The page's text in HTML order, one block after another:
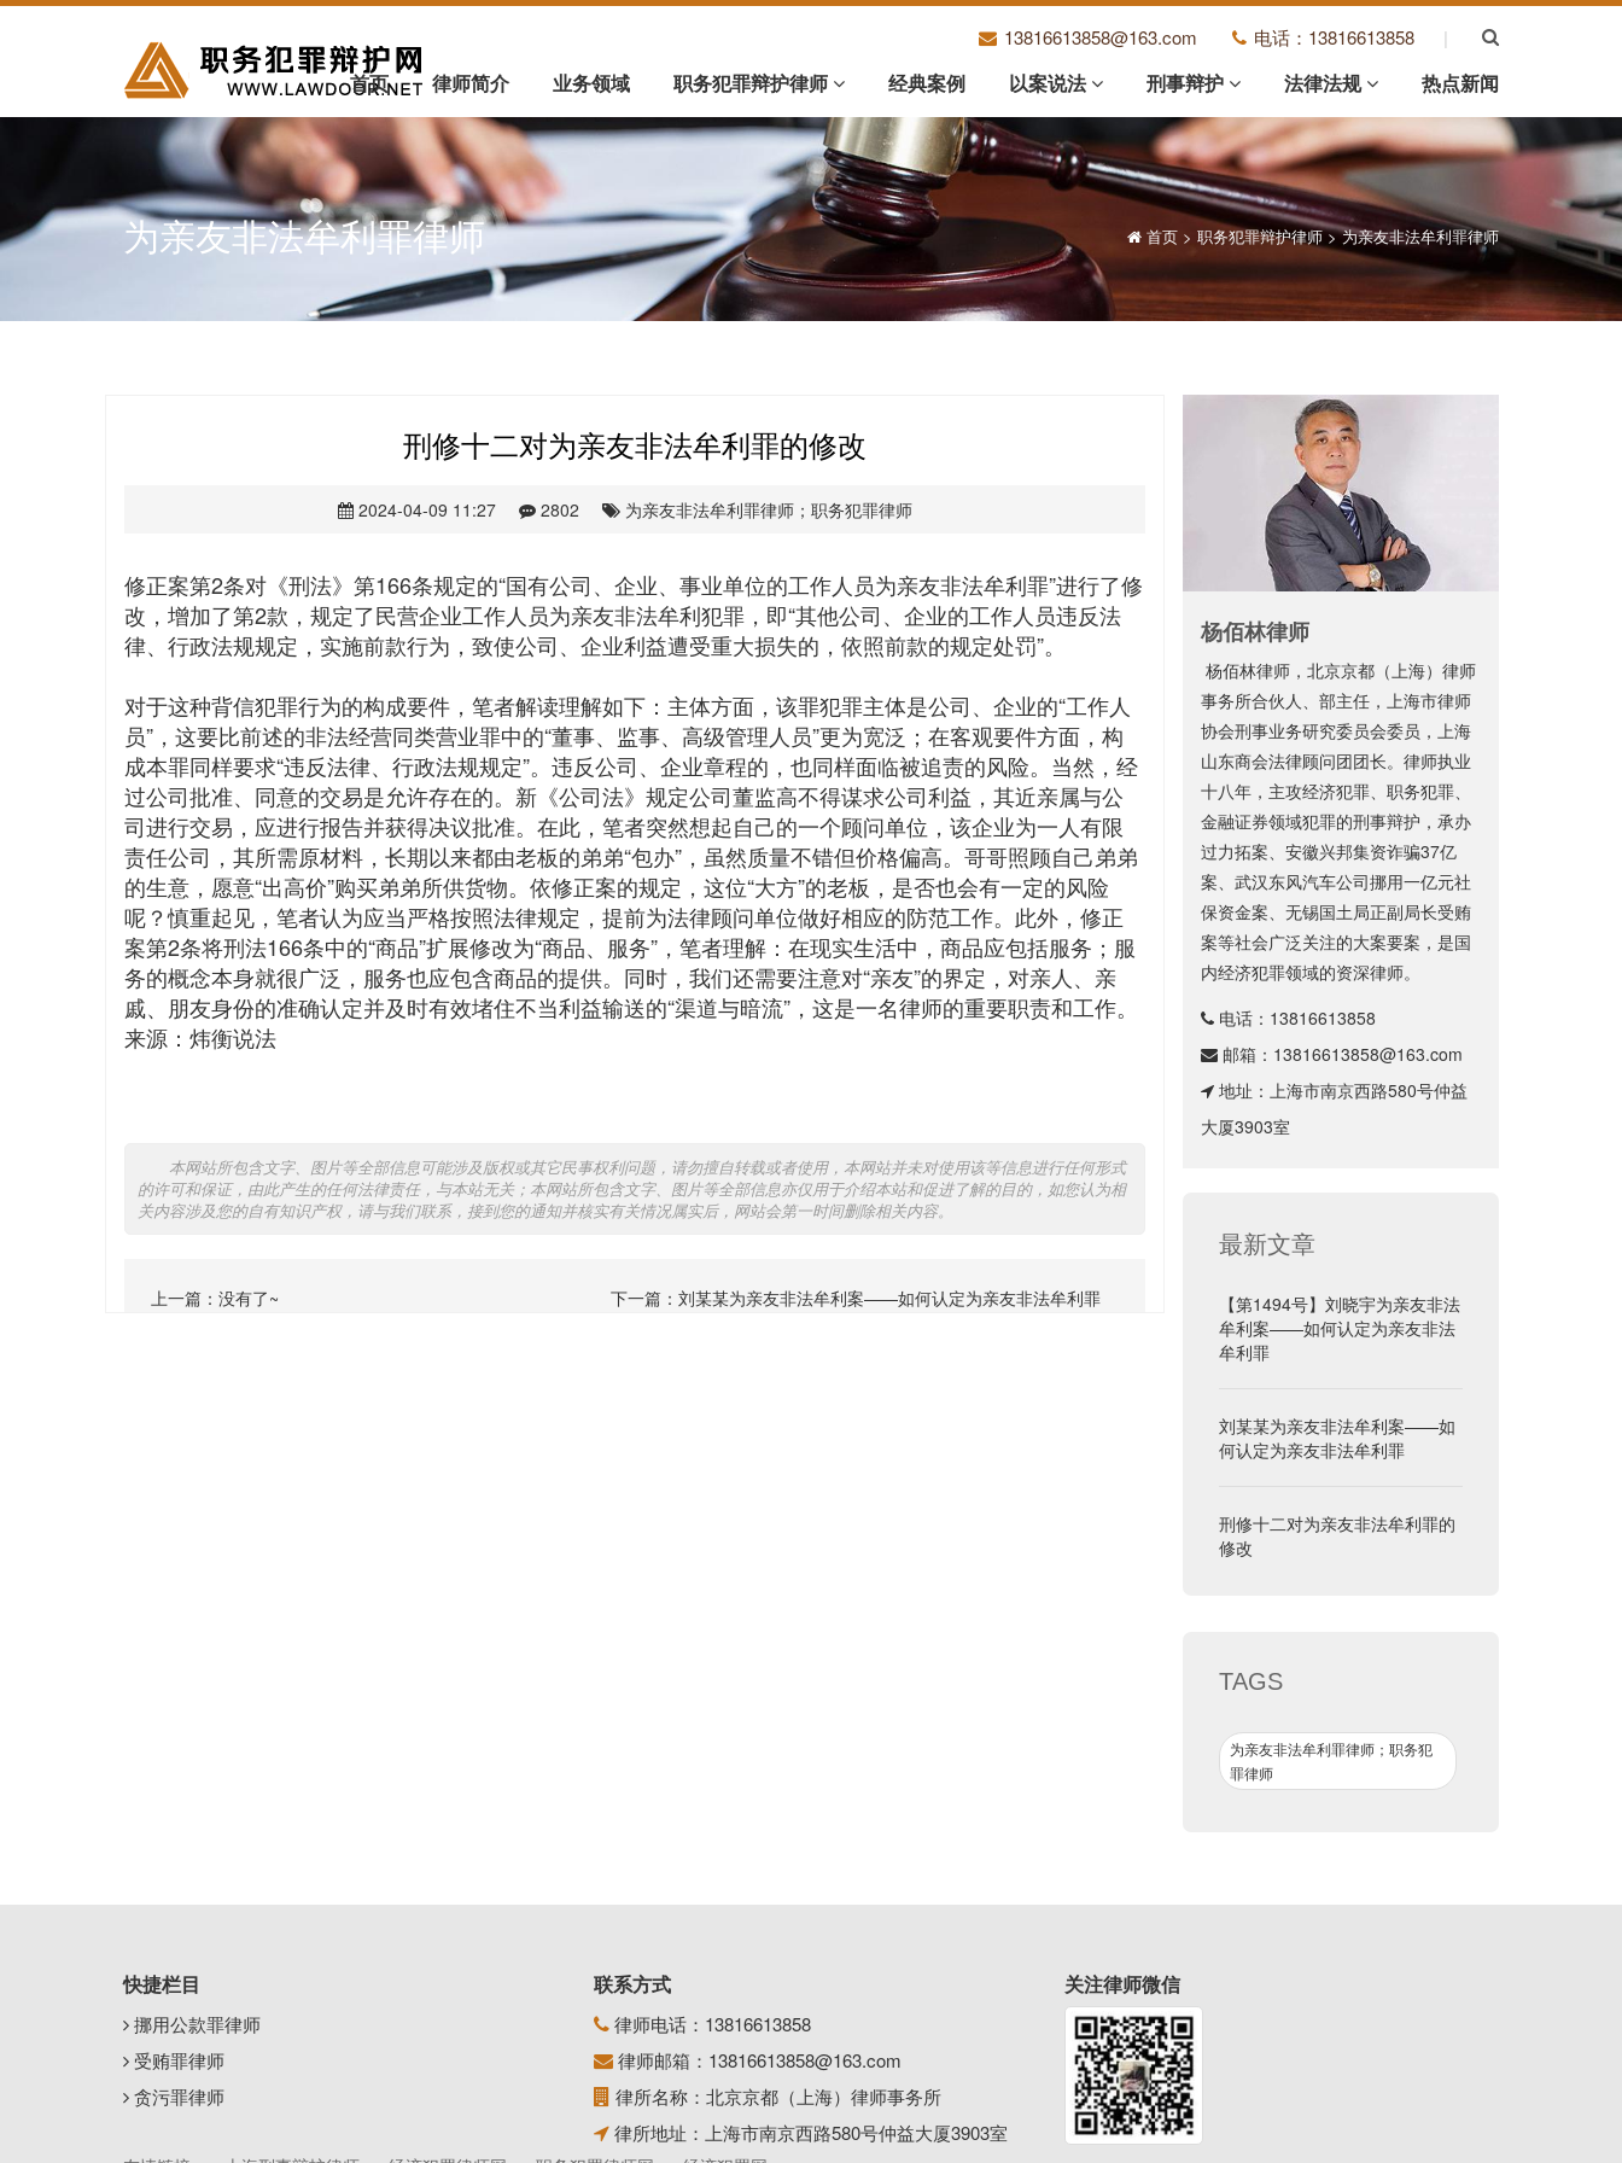
13816613858@163.com 电话：13816613858 |
首页 律师简介 业务领域 职务犯罪辩护律师 经典案例 以案说法 刑事辩护 法律法规 热点新闻
为亲友非法牟利罪律师 首页 > 职务犯罪辩护律师>为亲友非法牟利罪律师
刑修十二对为亲友非法牟利罪的修改
2024-04-09 11:27 2802 为亲友非法牟利罪律师；职务犯罪律师
修正案第2条对《刑法》第166条规定的“国有公司、企业、事业单位的工作人员为亲友非法牟利罪”进行了修
改，增加了第2款，规定了民营企业工作人员为亲友非法牟利犯罪，即“其他公司、企业的工作人员违反法
律、行政法规规定，实施前款行为，致使公司、企业利益遭受重大损失的，依照前款的规定处罚”。
对于这种背信犯罪行为的构成要件，笔者解读理解如下：主体方面，该罪犯罪主体是公司、企业的“工作人
员”，这要比前述的非法经营同类营业罪中的“董事、监事、高级管理人员”更为宽泛；在客观要件方面，构
成本罪同样要求“违反法律、行政法规规定”。违反公司、企业章程的，也同样面临被追责的风险。当然，经
过公司批准、同意的交易是允许存在的。新《公司法》规定公司董监高不得谋求公司利益，其近亲属与公
司进行交易，应进行报告并获得决议批准。在此，笔者突然想起自己的一个顾问单位，该企业为一人有限
责任公司，其所需原材料，长期以来都由老板的弟弟“包办”，虽然质量不错但价格偏高。哥哥照顾自己弟弟
的生意，愿意“出高价”购买弟弟所供货物。依修正案的规定，这位“大方”的老板，是否也会有一定的风险
呢？慎重起见，笔者认为应当严格按照法律规定，提前为法律顾问单位做好相应的防范工作。此外，修正
案第2条将刑法166条中的“商品”扩展修改为“商品、服务”，笔者理解：在现实生活中，商品应包括服务；服
务的概念本身就很广泛，服务也应包含商品的提供。同时，我们还需要注意对“亲友”的界定，对亲人、亲
戚、朋友身份的准确认定并及时有效堵住不当利益输送的“渠道与暗流”，这是一名律师的重要职责和工作。
来源：炜衡说法
本网站所包含文字、图片等全部信息可能涉及版权或其它民事权利问题，请勿擅自转载或者使用，本网站并未对使用该等信息进行任何形式
的许可和保证，由此产生的任何法律责任，与本站无关；本网站所包含文字、图片等全部信息亦仅用于介绍本站和促进了解的目的，如您认为相
关内容涉及您的自有知识产权，请与我们联系，接到您的通知并核实有关情况属实后，网站会第一时间删除相关内容。
上一篇：没有了~ 下一篇： 刘某某为亲友非法牟利案——如何认定为亲友非法牟利罪
杨佰林律师
杨佰林律师，北京京都（上海）律师
事务所合伙人、部主任，上海市律师
协会刑事业务研究委员会委员，上海
山东商会法律顾问团团长。律师执业
十八年，主攻经济犯罪、职务犯罪、
金融证券领域犯罪的刑事辩护，承办
过力拓案、安徽兴邦集资诈骗37亿
案、武汉东风汽车公司挪用一亿元社
保资金案、无锡国土局正副局长受贿
案等社会广泛关注的大案要案，是国
内经济犯罪领域的资深律师。
电话： 13816613858
邮箱： 13816613858@163.com
地址：上海市南京西路580号仲益
大厦3903室
最新文章
【第1494号】刘晓宇为亲友非法
牟利案——如何认定为亲友非法
牟利罪
刘某某为亲友非法牟利案——如
何认定为亲友非法牟利罪
刑修十二对为亲友非法牟利罪的
修改
TAGS
为亲友非法牟利罪律师；职务犯
罪律师
快捷栏目
挪用公款罪律师
受贿罪律师
贪污罪律师
联系方式
律师电话： 13816613858
律师邮箱： 13816613858@163.com
律所名称：北京京都（上海）律师事务所
律所地址：上海市南京西路580号仲益大厦3903室
关注律师微信